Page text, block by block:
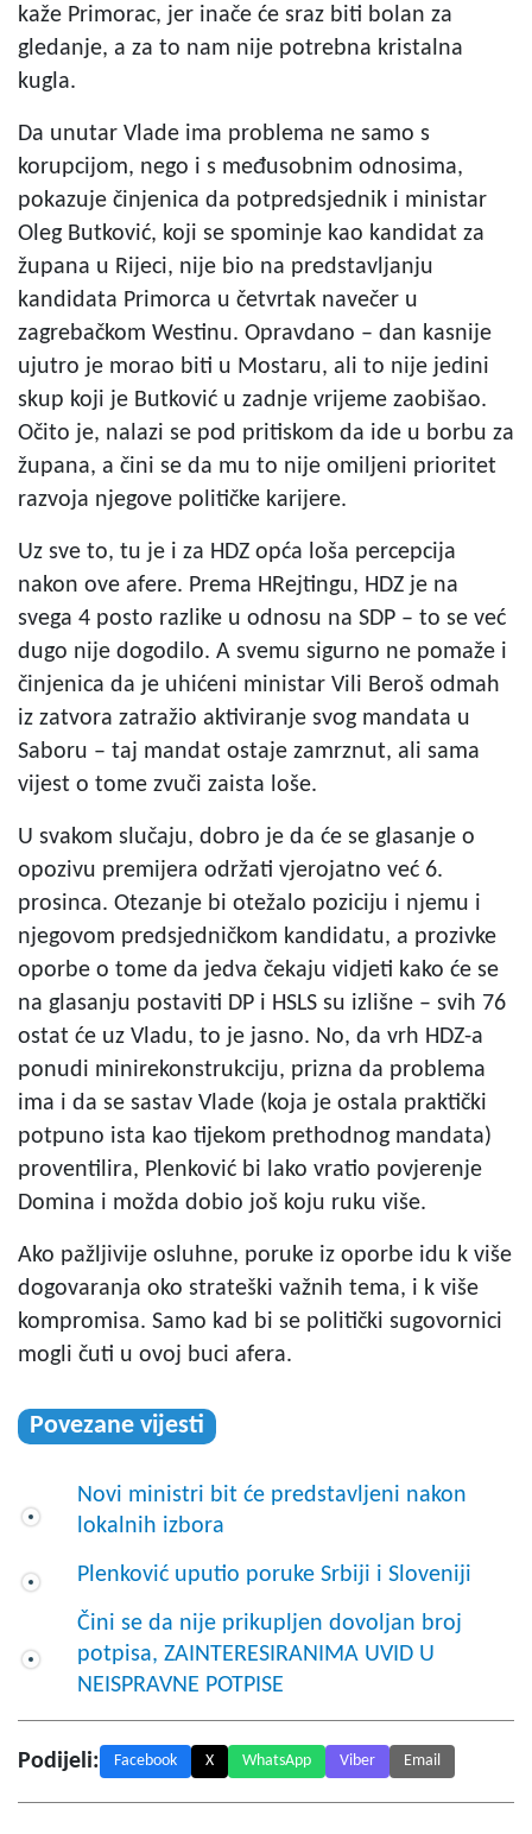
kaže Primorac, jer inače će sraz biti bolan za
gledanje, a za to nam nije potrebna kristalna
kugla.
Da unutar Vlade ima problema ne samo s
korupcijom, nego i s međusobnim odnosima,
pokazuje činjenica da potpredsjednik i ministar
Oleg Butković, koji se spominje kao kandidat za
župana u Rijeci, nije bio na predstavljanju
kandidata Primorca u četvrtak navečer u
zagrebačkom Westinu. Opravdano – dan kasnije
ujutro je morao biti u Mostaru, ali to nije jedini
skup koji je Butković u zadnje vrijeme zaobišao.
Očito je, nalazi se pod pritiskom da ide u borbu za
župana, a čini se da mu to nije omiljeni prioritet
razvoja njegove političke karijere.
Uz sve to, tu je i za HDZ opća loša percepcija
nakon ove afere. Prema HRejtingu, HDZ je na
svega 4 posto razlike u odnosu na SDP – to se već
dugo nije dogodilo. A svemu sigurno ne pomaže i
činjenica da je uhićeni ministar Vili Beroš odmah
iz zatvora zatražio aktiviranje svog mandata u
Saboru – taj mandat ostaje zamrznut, ali sama
vijest o tome zvuči zaista loše.
U svakom slučaju, dobro je da će se glasanje o
opozivu premijera održati vjerojatno već 6.
prosinca. Otezanje bi otežalo poziciju i njemu i
njegovom predsjedničkom kandidatu, a prozivke
oporbe o tome da jedva čekaju vidjeti kako će se
na glasanju postaviti DP i HSLS su izlišne – svih 76
ostat će uz Vladu, to je jasno. No, da vrh HDZ-a
ponudi minirekonstrukciju, prizna da problema
ima i da se sastav Vlade (koja je ostala praktički
potpuno ista kao tijekom prethodnog mandata)
proventilira, Plenković bi lako vratio povjerenje
Domina i možda dobio još koju ruku više.
Ako pažljivije osluhne, poruke iz oporbe idu k više
dogovaranja oko strateški važnih tema, i k više
kompromisa. Samo kad bi se politički sugovornici
mogli čuti u ovoj buci afera.
Povezane vijesti
Novi ministri bit će predstavljeni nakon
lokalnih izbora
Plenković uputio poruke Srbiji i Sloveniji
Čini se da nije prikupljen dovoljan broj
potpisa, ZAINTERESIRANIMA UVID U
NEISPRAVNE POTPISE
Podijeli: Facebook X WhatsApp Viber Email